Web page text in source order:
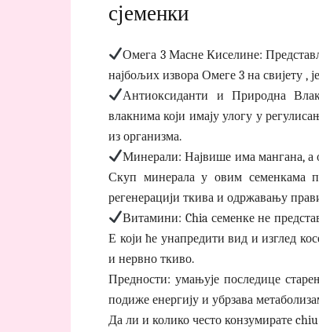
сјеменки
Омега 3 Масне Киселине:
најбољих извора Омеге 3 на свијету ,
Антиоксиданти и Природна
влакнима који имају улогу у
из организма.
Минерали: Највише има мангана, а
Скуп минерала у овим семенкама
регенерацији ткива и одржавању
Витамини: Chia семенке не
Е који ће унапредити вид и изглед
и нервно ткиво.
Предности: умањује последице
подиже енергију и убрзава
Да ли и колико често конзумирате